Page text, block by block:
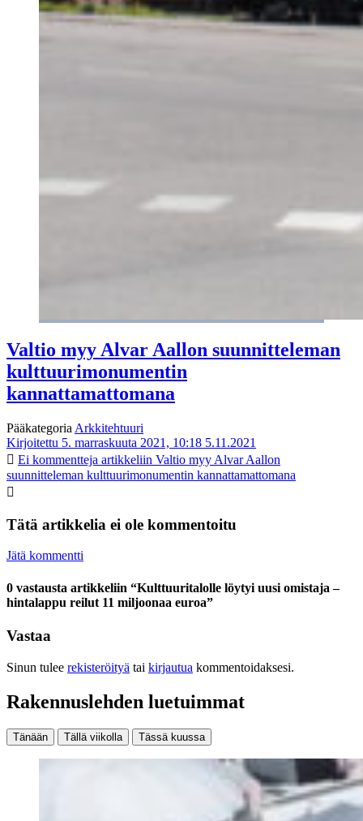
Valtio myy Alvar Aallon suunnitteleman
kulttuurimonumentin
kannattamattomana
Pääkategoria Arkkitehtuuri
Kirjoitettu 5. marraskuuta 2021, 10:18 5.11.2021
Ei kommentteja artikkeliin Valtio myy Alvar Aallon
suunnitteleman kulttuurimonumentin kannattamattomana
Tätä artikkelia ei ole kommentoitu
Jätä kommentti
0 vastausta artikkeliin “Kulttuuritalolle löytyi uusi omistaja –
hintalappu reilut 11 miljoonaa euroa”
Vastaa
Sinun tulee rekisteröityä tai kirjautua kommentoidaksesi.
Rakennuslehden luetuimmat
Tänään Tällä viikolla Tässä kuussa